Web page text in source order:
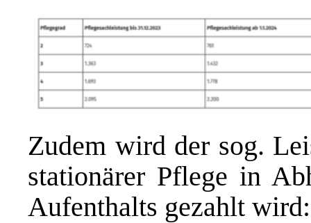
Zudem wird der sog.
stationärer Pflege in
Aufenthalts gezahlt wird: